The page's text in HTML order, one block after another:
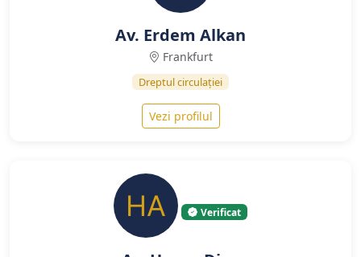
Av. Erdem Alkan
Frankfurt
Dreptul circulației
Vezi profilul
Verificat